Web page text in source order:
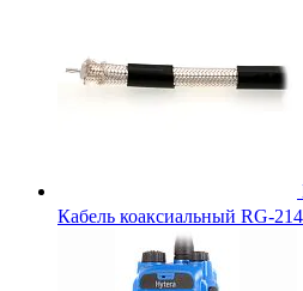
Кабель коаксиальный RG-